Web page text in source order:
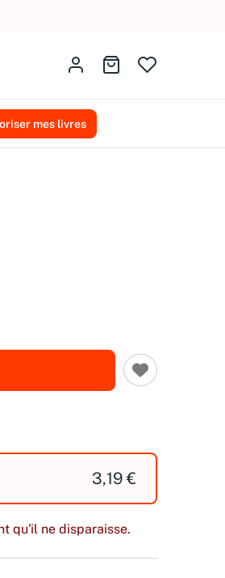
Identifiez-vousAller au panier
mes livres
3,19 €
qu'il ne disparaisse.